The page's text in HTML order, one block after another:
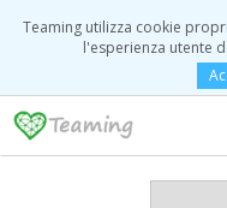
Teaming utilizza cookie
l'esperienza utente